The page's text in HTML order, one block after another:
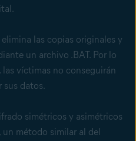
las copias originales y
un archivo .BAT. Por lo
víctimas no conseguirán
sus datos.
simétricos y asimétricos
método similar al del